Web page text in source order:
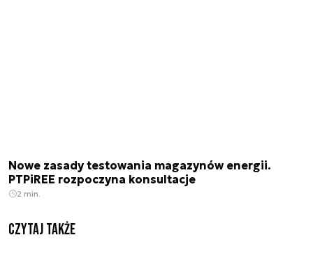
Nowe zasady testowania magazynów energii.
PTPiREE rozpoczyna konsultacje
2 min.
Czytaj także